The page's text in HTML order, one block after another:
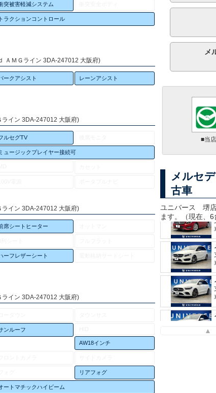
突被害軽減システム
トラクションコントロール
ＡＭＧライン 3DA-247012 大阪府)
ークアシスト レーンアシスト
イン 3DA-247012 大阪府)
ルセグTV
ミュージックプレイヤー接続可
イン 3DA-247012 大阪府)
席シートヒーター
ーフレザーシート
イン 3DA-247012 大阪府)
ンルーフ
AW18インチ
リアフォグ
ートマチックハイビーム
メ
■当
メルセ
古車
ユニバース 堺
ます。（現在、6
▲